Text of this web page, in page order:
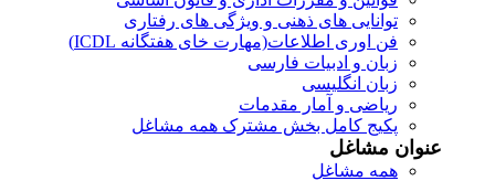
توانایی های ذهنی و ویژگی های رفتاری
فن اوری اطلاعات(مهارت خای هفتگانه ICDL)
زبان و ادبیات فارسی
زبان انگلیسی
ریاضی و آمار مقدمات
پکیج کامل بخش مشترک همه مشاغل
عنوان مشاغل
همه مشاغل